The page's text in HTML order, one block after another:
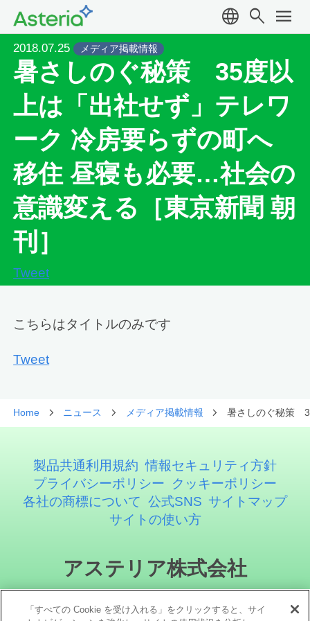
language search menu
2018.07.25 メディア掲載情報
暑さしのぐ秘策 35度以
上は「出社せず」テレワ
ーク 冷房要らずの町へ
移住 昼寝も必要…社会の
意識変える［東京新聞 朝
刊］
Tweet
こちらはタイトルのみです
Tweet
Home ニュース メディア掲載情報 暑さしのぐ秘策
製品共通利用規約 情報セキュリティ方針
プライバシーポリシー
クッキーポリシー
各社の商標について 公式SNS サイトマップ
サイトの使い方
アステリア株式会社
「すべての Cookie を受け入れる」をクリックすると、サイ